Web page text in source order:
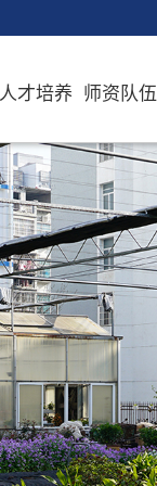
人才培养 师资队伍